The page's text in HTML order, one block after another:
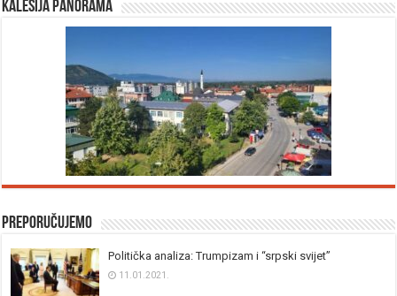
Kalesija panorama
Preporučujemo
Politička analiza: Trumpizam i “srpski svijet”
11.01.2021.